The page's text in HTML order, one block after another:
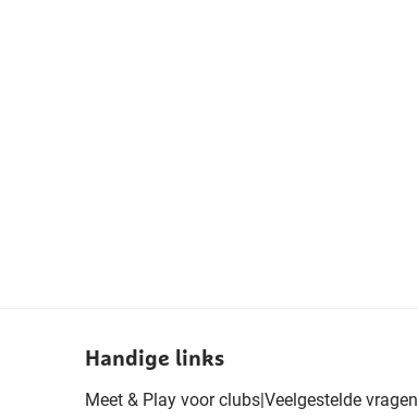
Handige links
Meet & Play voor clubs Veelgestelde vragen